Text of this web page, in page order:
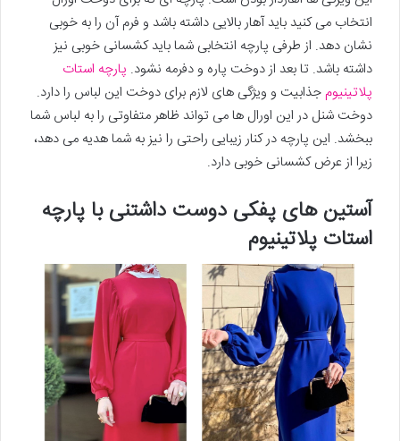
انتخاب می کنید باید آهار بالایی داشته باشد و فرم آن را به خوبی
نشان دهد. از طرفی پارچه انتخابی شما باید کشسانی خوبی نیز
داشته باشد. تا بعد از دوخت پاره و دفرمه نشود. پارچه استات
پلاتینیومجذابیت و ویژگی های لازم برای دوخت این لباس را دارد.
دوخت شنل در این اورال ها می تواند ظاهر متفاوتی را به لباس شما
ببخشد. این پارچه در کنار زیبایی راحتی را نیز به شما هدیه می دهد،
زیرا از عرض کشسانی خوبی دارد.
آستین های پفکی دوست داشتنی با پارچه
استات پلاتینیوم